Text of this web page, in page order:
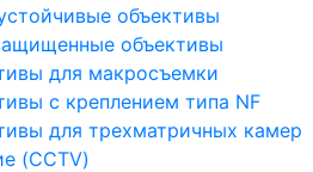
объективы
объективы
для макросъемки
с креплением типа NF
для трехматричных камер
(CCTV)